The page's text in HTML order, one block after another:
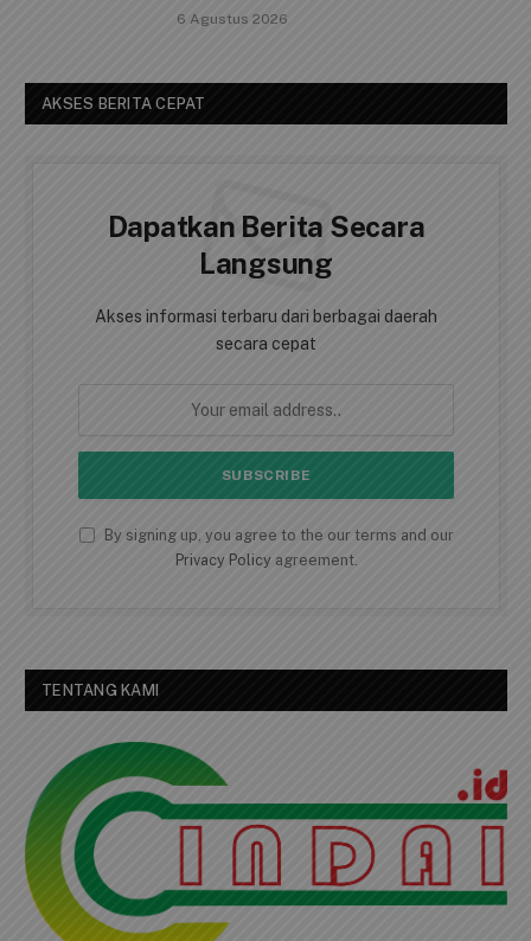
6 Agustus 2026
AKSES BERITA CEPAT
Dapatkan Berita Secara
Langsung
Akses informasi terbaru dari berbagai daerah
secara cepat
By signing up, you agree to the our terms and our
Privacy Policyagreement.
TENTANG KAMI